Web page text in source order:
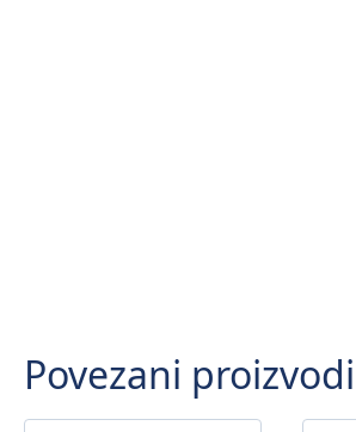
Povezani proizvodi